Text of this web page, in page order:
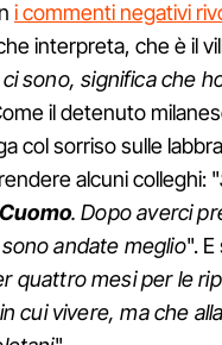
i commenti negativi
interpreta, che è il
sono, significa che
il detenuto
col sorriso sulle
alcuni colleghi: "
. Dopo averci
andate meglio". E
quattro mesi per le
cui vivere, ma che